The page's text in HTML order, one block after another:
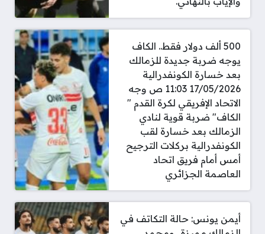
500 ألف دولار فقط.. الكاف
يوجه ضربة جديدة للزمالك
بعد خسارة الكونفدرالية
17/05/2026 11:03 ص وجه
الاتحاد الإفريقي لكرة القدم "
الكاف" ضربة قوية لنادي
الزمالك بعد خسارة لقب
الكونفدرالية بركلات الترجيح
أمس أمام فريق اتحاد
العاصمة الجزائري
أيمن يونس: حالة التكاتف في